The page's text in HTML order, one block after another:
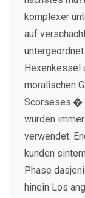
komplexer
auf
Hexenkessel
moralischen
Scorseses.�
wurden
verwendet.
kunden
Phase
hinein Los